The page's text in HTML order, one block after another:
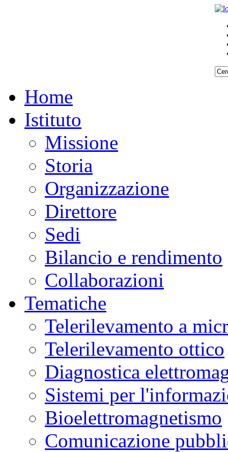
Home
Istituto
Missione
Storia
Organizzazione
Direttore
Sedi
Bilancio e rendimento
Collaborazioni
Tematiche
Telerilevamento a
Telerilevamento ottico
Diagnostica
Sistemi per
Bioelettromagnetismo
Comunicazione